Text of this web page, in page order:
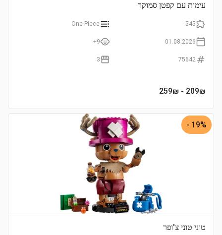
עימות עם קפטן סמוקר
545
One Piece
01.08.2026
9+
75642
3
209₪
- 259₪
19% -
טוני טוני צ'ופר